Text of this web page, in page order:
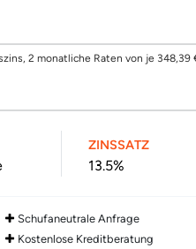
2 monatliche Raten von je 348,39
ZINSSATZ
13.5%
Schufaneutrale Anfrage
Kostenlose Kreditberatung